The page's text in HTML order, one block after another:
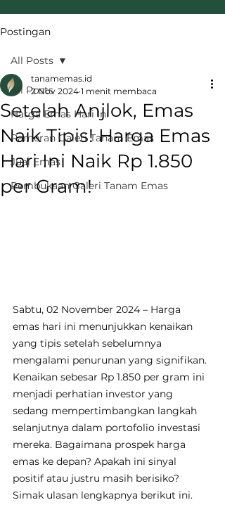
Postingan
All Posts
Harga Emas Hari Ini
Pameran Galeri Tanam Emas
Jual Emas
Pembukaan Galeri Tanam Emas
All Posts
Setelah Anjlok, Emas
Naik Tipis! Harga Emas
Hari Ini Naik Rp 1.850
per Gram!
tanamemas.id
2 Nov 2024 1 menit membaca
Sabtu, 02 November 2024 – Harga
emas hari ini menunjukkan kenaikan
yang tipis setelah sebelumnya
mengalami penurunan yang signifikan.
Kenaikan sebesar Rp 1.850 per gram ini
menjadi perhatian investor yang
sedang mempertimbangkan langkah
selanjutnya dalam portofolio investasi
mereka. Bagaimana prospek harga
emas ke depan? Apakah ini sinyal
positif atau justru masih berisiko?
Simak ulasan lengkapnya berikut ini.